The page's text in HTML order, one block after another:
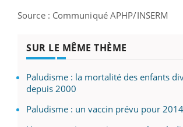
Source : Communiqué APHP/INSERM
SUR LE MÊME THÈME
Paludisme : la mortalité des enfants
depuis 2000
Paludisme : un vaccin prévu pour 2014